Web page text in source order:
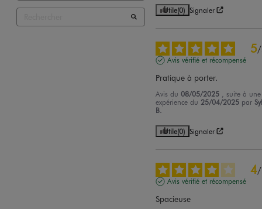
Utile(0) Signaler
5/
Avis vérifié et récompensé
Pratique à porter.
Avis du08/05/2025
, suite à une
expérience du 25/04/2025 par
B.
Utile(0) Signaler
4/
Avis vérifié et récompensé
Spacieuse